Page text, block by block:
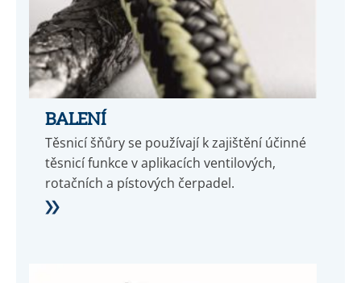
BALENÍ
Těsnicí šňůry se používají k zajištění účinné
těsnicí funkce v aplikacích ventilových,
rotačních a pístových čerpadel.